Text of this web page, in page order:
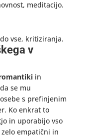
meditacijo.
vse, kritiziranja.
v
in
se mu
s prefinjenim
Ko enkrat to
in uporabijo vso
empatični in